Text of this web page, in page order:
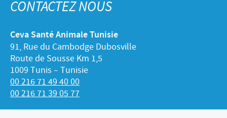
CONTACTEZ NOUS
Ceva Santé Animale Tunisie
91, Rue du Cambodge Dubosville
Route de Sousse Km 1,5
1009 Tunis – Tunisie
00 216 71 49 40 00
00 216 71 39 05 77